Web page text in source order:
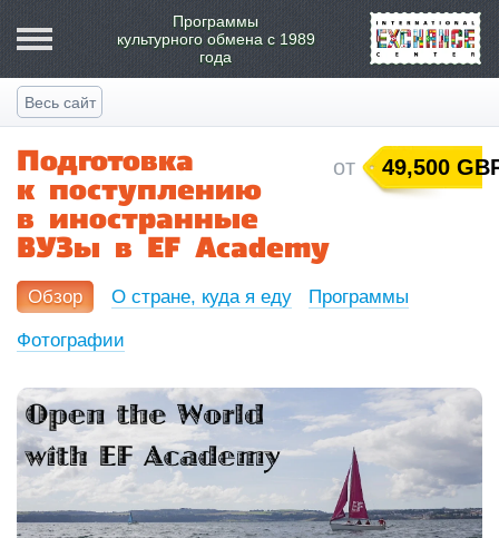
Программы
культурного обменас 1989
года
Весь сайт
от 49,500
Подготовка
к поступлению
в иностранные
ВУЗы в EF Academy
Обзор О стране, куда я еду Программы
Фотографии